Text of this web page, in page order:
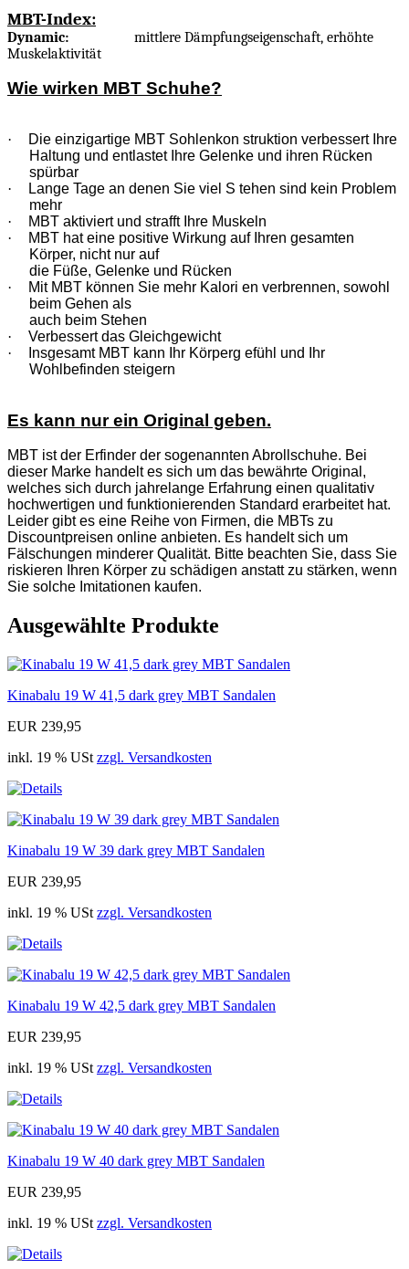
MBT-Index:
Dynamic:
mittlere Dämpfungseigenschaft, erhöhte
Muskelaktivität
Wie wirken MBT Schuhe?
·
Die einzigartige MBT Sohlenkon struktion verbessert Ihre
Haltung und entlastet Ihre Gelenke und ihren Rücken
spürbar
·
Lange Tage an denen Sie viel S tehen sind kein Problem
mehr
·
MBT aktiviert und strafft Ihre Muskeln
·
MBT hat eine positive Wirkung auf Ihren gesamten
Körper, nicht nur auf
die Füße, Gelenke und Rücken
·
Mit MBT können Sie mehr Kalori en verbrennen, sowohl
beim Gehen als
auch beim Stehen
·
Verbessert das Gleichgewicht
·
Insgesamt MBT kann Ihr Körperg efühl und Ihr
Wohlbefinden steigern
Es kann nur ein Original geben.
MBT ist der Erfinder der sogenannten Abrollschuhe. Bei
dieser Marke handelt es sich um das bewährte Original,
welches sich durch jahrelange Erfahrung einen qualitativ
hochwertigen und funktionierenden Standard erarbeitet hat.
Leider gibt es eine Reihe von Firmen, die MBTs zu
Discountpreisen online anbieten. Es handelt sich um
Fälschungen minderer Qualität. Bitte beachten Sie, dass Sie
riskieren Ihren Körper zu schädigen anstatt zu stärken, wenn
Sie solche Imitationen kaufen.
Ausgewählte Produkte
Kinabalu 19 W 41,5 dark grey MBT Sandalen
EUR 239,95
inkl. 19 % USt zzgl. Versandkosten
Kinabalu 19 W 39 dark grey MBT Sandalen
EUR 239,95
inkl. 19 % USt zzgl. Versandkosten
Kinabalu 19 W 42,5 dark grey MBT Sandalen
EUR 239,95
inkl. 19 % USt zzgl. Versandkosten
Kinabalu 19 W 40 dark grey MBT Sandalen
EUR 239,95
inkl. 19 % USt zzgl. Versandkosten